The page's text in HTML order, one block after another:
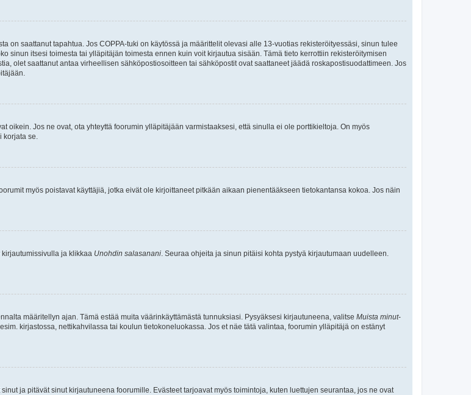
on saattanut tapahtua. Jos COPPA-tuki on käytössä ja määrittelit olevasi alle 13-vuotias rekisteröityessäsi, sinun tulee
sinun itsesi toimesta tai ylläpitäjän toimesta ennen kuin voit kirjautua sisään. Tämä tieto kerrottiin rekisteröitymisen
olet saattanut antaa virheellisen sähköpostiosoitteen tai sähköpostit ovat saattaneet jäädä roskapostisuodattimeen. Jos
oikein. Jos ne ovat, ota yhteyttä foorumin ylläpitäjään varmistaaksesi, että sinulla ei ole porttikieltoja. On myös
korjata se.
myös poistavat käyttäjiä, jotka eivät ole kirjoittaneet pitkään aikaan pienentääkseen tietokantansa kokoa. Jos näin
ja klikkaa Unohdin salasanani. Seuraa ohjeita ja sinun pitäisi kohta pystyä kirjautumaan uudelleen.
määritellyn ajan. Tämä estää muita väärinkäyttämästä tunnuksiasi. Pysyäksesi kirjautuneena, valitse Muista minut-
kirjastossa, nettikahvilassa tai koulun tietokoneluokassa. Jos et näe tätä valintaa, foorumin ylläpitäjä on estänyt
ja pitävät sinut kirjautuneena foorumille. Evästeet tarjoavat myös toimintoja, kuten luettujen seurantaa, jos ne ovat